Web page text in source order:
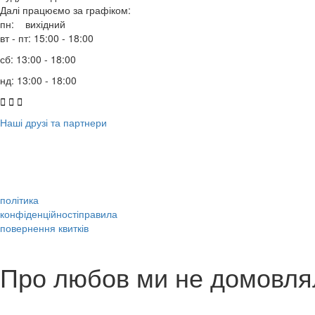
Далі працюємо за графіком:
пн: вихідний
вт - пт: 15:00 - 18:00
сб: 13:00 - 18:00
нд: 13:00 - 18:00
  
Наші друзі та партнери
політика
конфіденційностіправила
повернення квитків
Про любов ми не